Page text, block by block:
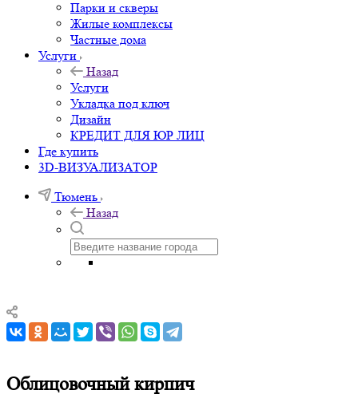
Парки и скверы
Жилые комплексы
Частные дома
Услуги
Назад
Услуги
Укладка под ключ
Дизайн
КРЕДИТ ДЛЯ ЮР ЛИЦ
Где купить
3D-ВИЗУАЛИЗАТОР
Тюмень
Назад
Облицовочный кирпич